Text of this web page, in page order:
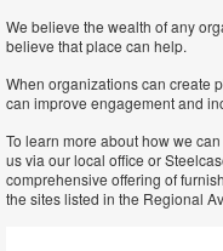
We believe the wealth of any
believe that place can help.
When organizations can create
can improve engagement and
To learn more about how we
us via our local office or
comprehensive offering of
the sites listed in the Regional